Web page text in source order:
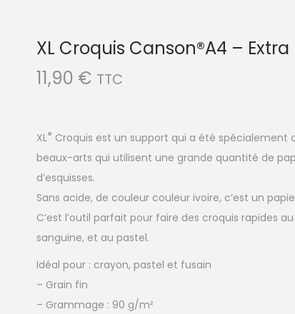
XL Croquis Canson®A4 –
11,90 € TTC
XL® Croquis est un support qui a été spécialement
beaux-arts qui utilisent une grande quantité de
d’esquisses.
Sans acide, de couleur couleur ivoire, c’est un
C’est l’outil parfait pour faire des croquis rapides
sanguine, et au pastel.
Idéal pour : crayon, pastel et fusain
– Grain fin
– Grammage : 90 g/m²